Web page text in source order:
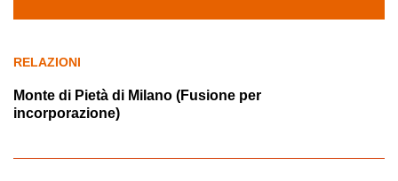
RELAZIONI
Monte di Pietà di Milano (Fusione per
incorporazione)